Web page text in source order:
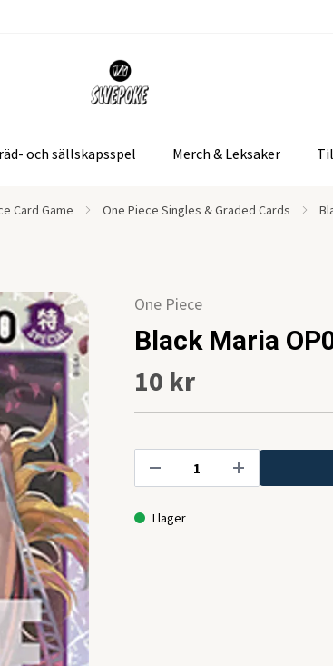
och sällskapsspel Merch & Leksaker
Card Game One Piece Singles & Graded Cards
One Piece
Black Maria
10 kr
I lager